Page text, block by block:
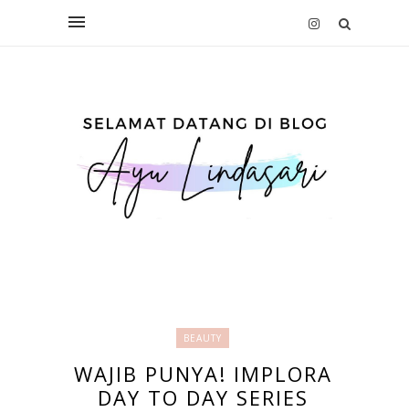
BEAUTY
WAJIB PUNYA! IMPLORA
DAY TO DAY SERIES